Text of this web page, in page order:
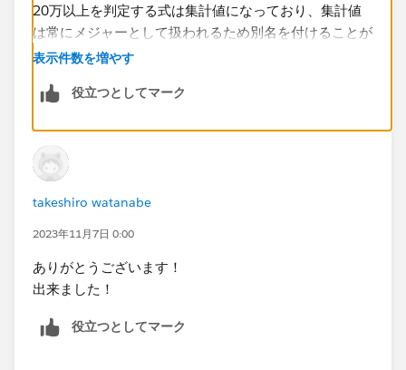
​20万以上を判定する式は集計値になっており、集計値
は常にメジャーとして扱われるため別名を付けることが
できません。どうしてもということであれば、FIXEDを
とが可能な場合があります。
表示件数を増やす
役立つとしてマーク
takeshiro watanabe
2023年11月7日 0:00
ありがとうございます！
出来ました！
役立つとしてマーク